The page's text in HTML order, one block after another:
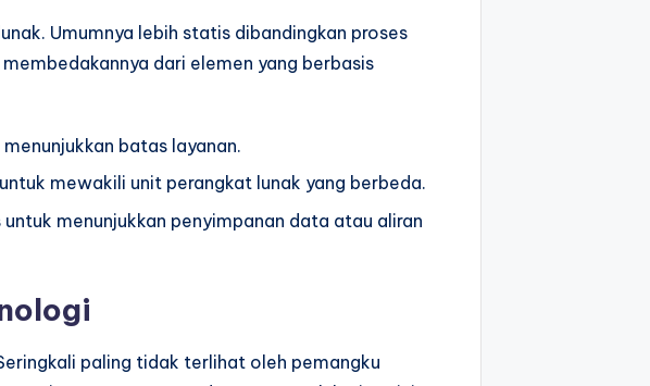
Umumnya lebih statis dibandingkan proses
dari elemen yang berbasis
batas layanan.
mewakili unit perangkat lunak yang berbeda.
menunjukkan penyimpanan data atau aliran
paling tidak terlihat oleh pemangku